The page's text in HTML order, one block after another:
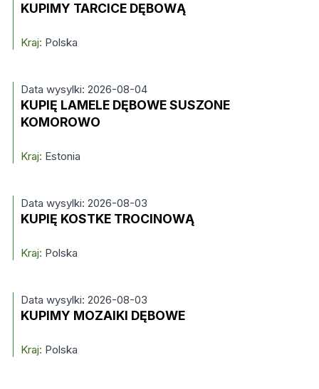
KUPIMY TARCICE DĘBOWĄ
Kraj: Polska
Data wysylki: 2026-08-04
KUPIĘ LAMELE DĘBOWE SUSZONE
KOMOROWO
Kraj: Estonia
Data wysylki: 2026-08-03
KUPIĘ KOSTKE TROCINOWĄ
Kraj: Polska
Data wysylki: 2026-08-03
KUPIMY MOZAIKI DĘBOWE
Kraj: Polska